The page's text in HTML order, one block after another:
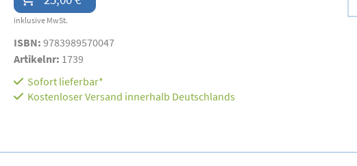
inklusive MwSt.
ISBN: 9783989570047
Artikelnr: 1739
Sofort lieferbar*
Kostenloser Versand innerhalb Deutschlands